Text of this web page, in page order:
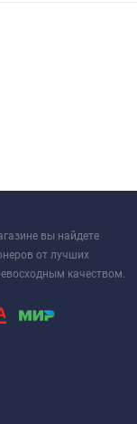
вы найдете
от лучших
качеством.